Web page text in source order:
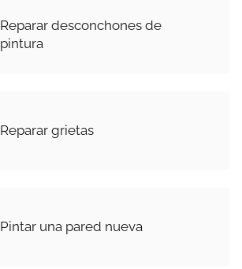
Reparar desconchones de
pintura
Reparar grietas
Pintar una pared nueva